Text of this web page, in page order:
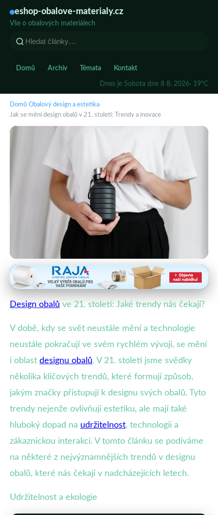
eshop-obalove-materialy.cz
Vše o obalových materiálech
Domů Archiv Témata Kontakt
Dnes je Sobota dne 8 8. 2026· 19°C
Domů›Obalový design a estetika›
Jak se mění design obalů v 21. století: Trendy a inovace
Obalový design a estetika
Jak se mění design obalů v 21.
Design obalů ve 21. století: Jaké trendy nás čekají?
V době, kdy se svět neustále mění a technologie
neustále pokračují ve svém rychlém vývoji, se mění
i oblast designu obalů. V 21. století jsme svědky
několika klíčových trendů, které formují způsob,
jakým značky přistupují k designu svých obalů. Tyto
trendy nejenže ovlivňují estetiku, ale mají také
hluboký dopad na udržitelnost, technologii a
zákaznickou interakci. V tomto článku se podíváme
na některé z nejvýznamnějších trendů v designu
obalů, které nás čekají v nadcházejících letech.
Udržitelnost a ekologie